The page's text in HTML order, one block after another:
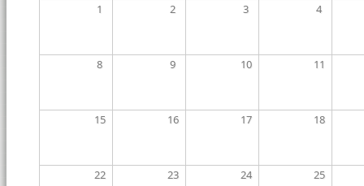
1
2 3 4
8 9 10 11
15 16 17 18
22 23 24 25